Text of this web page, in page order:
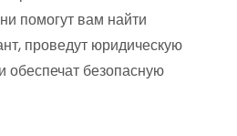
помогут вам найти
проведут юридическую
обеспечат безопасную